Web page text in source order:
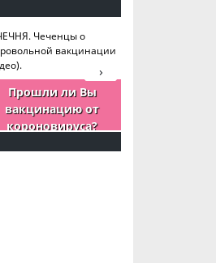
Прошли ли Вы
вакцинацию от
короновируса?
›